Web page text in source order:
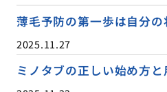
薄毛予防の第一歩は自分
2025.11.27
ミノタブの正しい始め方